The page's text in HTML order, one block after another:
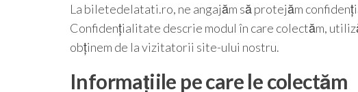
La biletedelatati.ro, ne angajăm să protejăm
Confidențialitate descrie modul în care colectăm,
obținem de la vizitatorii site-ului nostru.
Informațiile pe care le colectăm